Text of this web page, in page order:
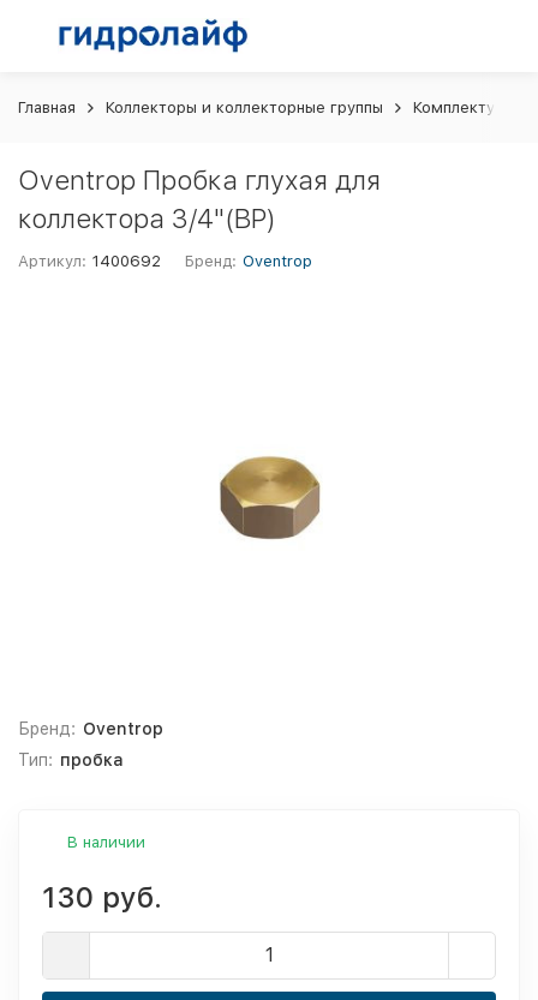
Главная Коллекторы и коллекторные группы
Oventrop Пробка глухая для
коллектора 3/4"(ВР)
Артикул: 1400692 Бренд: Oventrop
Бренд: Oventrop
Тип: пробка
В наличии
130 руб.